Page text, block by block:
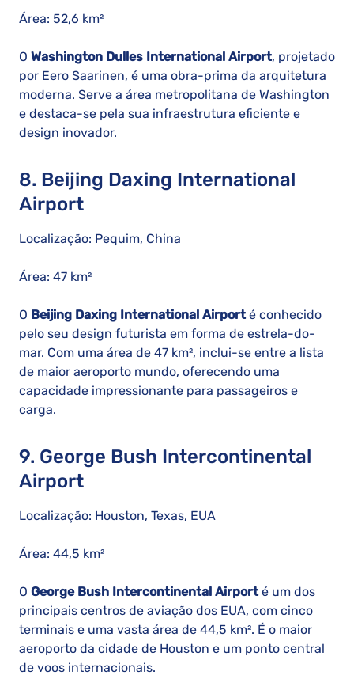
Área: 52,6 km²
O Washington Dulles International Airport, projetado
por Eero Saarinen, é uma obra-prima da arquitetura
moderna. Serve a área metropolitana de Washington
e destaca-se pela sua infraestrutura eficiente e
design inovador.
8. Beijing Daxing International
Airport
Localização: Pequim, China
Área: 47 km²
O Beijing Daxing International Airporté conhecido
pelo seu design futurista em forma de estrela-do-
mar. Com uma área de 47 km², inclui-se entre a lista
de maior aeroporto mundo, oferecendo uma
capacidade impressionante para passageiros e
carga.
9. George Bush Intercontinental
Airport
Localização: Houston, Texas, EUA
Área: 44,5 km²
O George Bush Intercontinental Airporté um dos
principais centros de aviação dos EUA, com cinco
terminais e uma vasta área de 44,5 km². É o maior
aeroporto da cidade de Houston e um ponto central
de voos internacionais.